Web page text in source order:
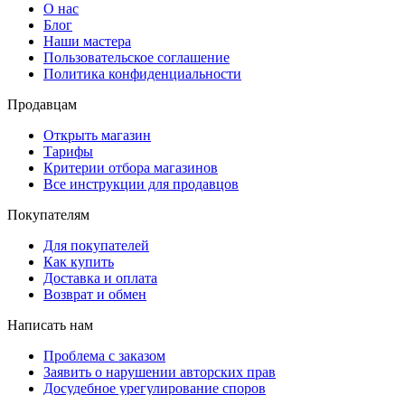
О нас
Блог
Наши мастера
Пользовательское соглашение
Политика конфиденциальности
Продавцам
Открыть магазин
Тарифы
Критерии отбора магазинов
Все инструкции для продавцов
Покупателям
Для покупателей
Как купить
Доставка и оплата
Возврат и обмен
Написать нам
Проблема с заказом
Заявить о нарушении авторских прав
Досудебное урегулирование споров